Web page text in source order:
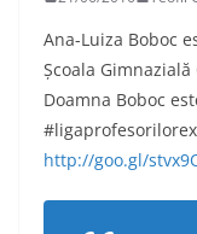
Ana-Luiza Boboc
Școala
Doamna Boboc
http://goo.gl/